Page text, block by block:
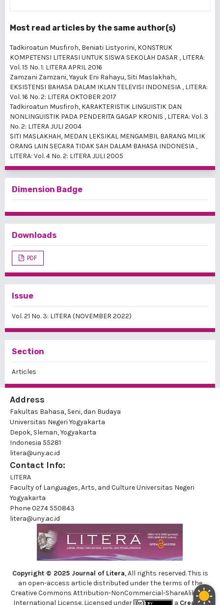
Most read articles by the same author(s)
Tadkiroatun Musfiroh, Beniati Listyorini, KONSTRUK
KOMPETENSI LITERASI UNTUK SISWA SEKOLAH DASAR , LITERA:
Vol. 15 No. 1: LITERA APRIL 2016
Zamzani Zamzani, Yayuk Eni Rahayu, Siti Maslakhah,
EKSISTENSI BAHASA DALAM IKLAN TELEVISI INDONESIA , LITERA:
Vol. 16 No. 2: LITERA OKTOBER 2017
Tadkiroatun Musfiroh, KARAKTERISTIK LINGUISTIK DAN
NONLINGUISTIK PADA PENDERITA GAGAP KRONIS , LITERA: Vol. 3
No. 2: LITERA JULI 2004
SITI MASLAKHAH, MEDAN LEKSIKAL MENGAMBIL BARANG MILIK
ORANG LAIN SECARA TIDAK SAH DALAM BAHASA INDONESIA ,
LITERA: Vol. 4 No. 2: LITERA JULI 2005
Dimension Badge
Downloads
PDF
Issue
Vol. 21 No. 3: LITERA (NOVEMBER 2022)
Section
Articles
Address
Fakultas Bahasa, Seni, dan Budaya
Universitas Negeri Yogyakarta
Depok, Sleman, Yogyakarta
Indonesia 55281
litera@uny.ac.id
Contact Info:
LITERA
Faculty of Languages, Arts, and Culture Universitas Negeri
Yogyakarta
Phone0274 550843
litera@uny.ac.id
Copyright © 2025 Journal of Litera, All rights reserved. This is
an open-access article distributed under the terms of the
Creative Commons Attribution-NonCommercial-ShareAlike 4.0
International License. Licensed under
a Creative